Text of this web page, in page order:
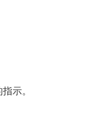
示。